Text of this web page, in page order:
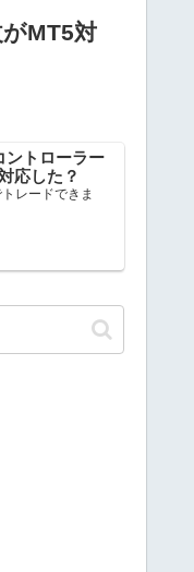
MT5対
ントローラー
応した？
レードできま